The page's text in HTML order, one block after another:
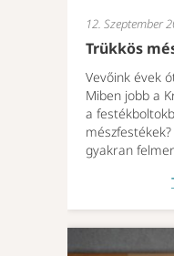
12. Szeptember
Trükkös
Vevőink évek
Miben jobb a
a
gyakran